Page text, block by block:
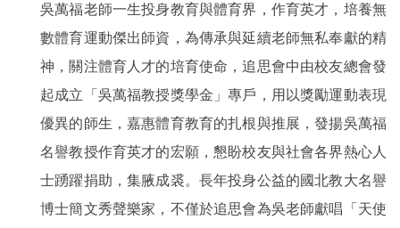
吳萬福老師一生投身教育與體育界，作育英才，培養無
數體育運動傑出師資，為傳承與延續老師無私奉獻的精
神，關注體育人才的培育使命，追思會中由校友總會發
起成立「吳萬福教授獎學金」專戶，用以獎勵運動表現
優異的師生，嘉惠體育教育的扎根與推展，發揚吳萬福
名譽教授作育英才的宏願，懇盼校友與社會各界熱心人
士踴躍捐助，集腋成裘。長年投身公益的國北教大名譽
博士簡文秀聲樂家，不僅於追思會為吳老師獻唱「天使